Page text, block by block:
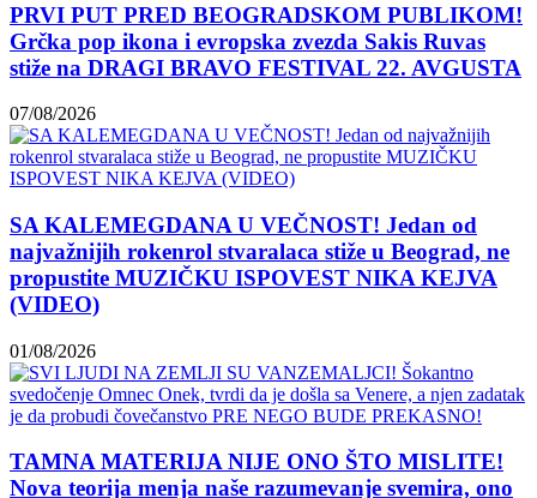
PRVI PUT PRED BEOGRADSKOM PUBLIKOM!
Grčka pop ikona i evropska zvezda Sakis Ruvas
stiže na DRAGI BRAVO FESTIVAL 22. AVGUSTA
07/08/2026
SA KALEMEGDANA U VEČNOST! Jedan od
najvažnijih rokenrol stvaralaca stiže u Beograd, ne
propustite MUZIČKU ISPOVEST NIKA KEJVA
(VIDEO)
01/08/2026
TAMNA MATERIJA NIJE ONO ŠTO MISLITE!
Nova teorija menja naše razumevanje svemira, ono